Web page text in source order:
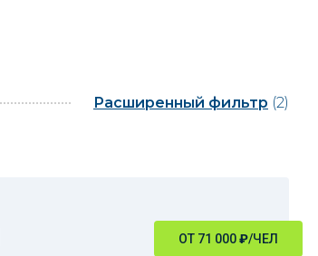
Расширенный фильтр (2)
ОТ 71 000₽/ЧЕЛ